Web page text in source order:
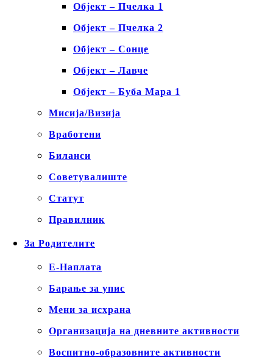
Објект – Пчелка 1
Објект – Пчелка 2
Објект – Сонце
Објект – Лавче
Објект – Буба Мара 1
Мисија/Визија
Вработени
Биланси
Советувалиште
Статут
Правилник
За Родителите
Е-Наплата
Барање за упис
Мени за исхрана
Организација на дневните активности
Воспитно-образовните активности